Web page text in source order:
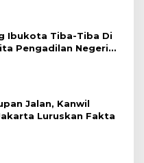
Ibukota Tiba-Tiba Di
Pengadilan Negeri
Cacat Hukum Sejak
Jalan, Kanwil
Luruskan Fakta